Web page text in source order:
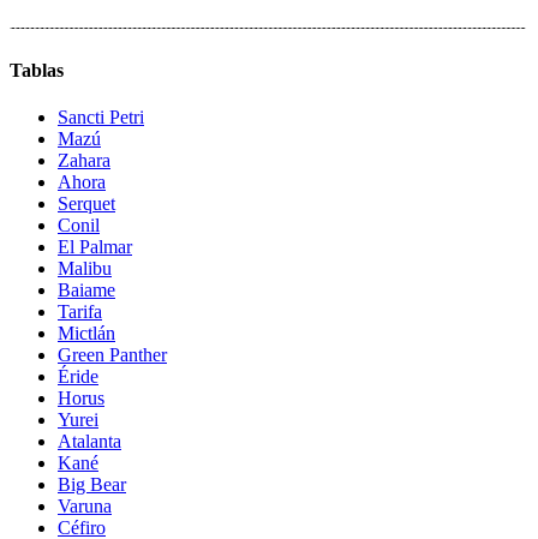
Tablas
Sancti Petri
Mazú
Zahara
Ahora
Serquet
Conil
El Palmar
Malibu
Baiame
Tarifa
Mictlán
Green Panther
Éride
Horus
Yurei
Atalanta
Kané
Big Bear
Varuna
Céfiro